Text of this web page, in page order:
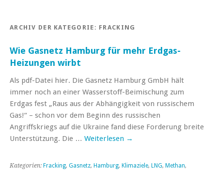
ARCHIV DER KATEGORIE: FRACKING
Wie Gasnetz Hamburg für mehr Erdgas-
Heizungen wirbt
Als pdf-Datei hier. Die Gasnetz Hamburg GmbH hält
immer noch an einer Wasserstoff-Beimischung zum
Erdgas fest „Raus aus der Abhängigkeit von russischem
Gas!“ – schon vor dem Beginn des russischen
Angriffskriegs auf die Ukraine fand diese Forderung breite
Unterstützung. Die … Weiterlesen →
Kategorien: Fracking, Gasnetz, Hamburg, Klimaziele, LNG, Methan,